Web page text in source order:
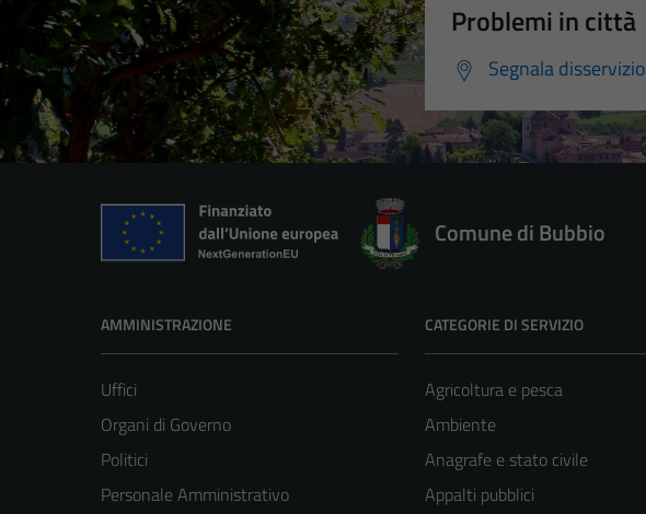
Problemi in città
Segnala disservizio
Comune di Bubbio
AMMINISTRAZIONE
Uffici
Organi di Governo
Politici
Personale Amministrativo
CATEGORIE DI SERVIZIO
Agricoltura e pesca
Ambiente
Anagrafe e stato civile
Appalti pubblici